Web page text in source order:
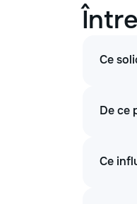
Ce
De ce
Ce